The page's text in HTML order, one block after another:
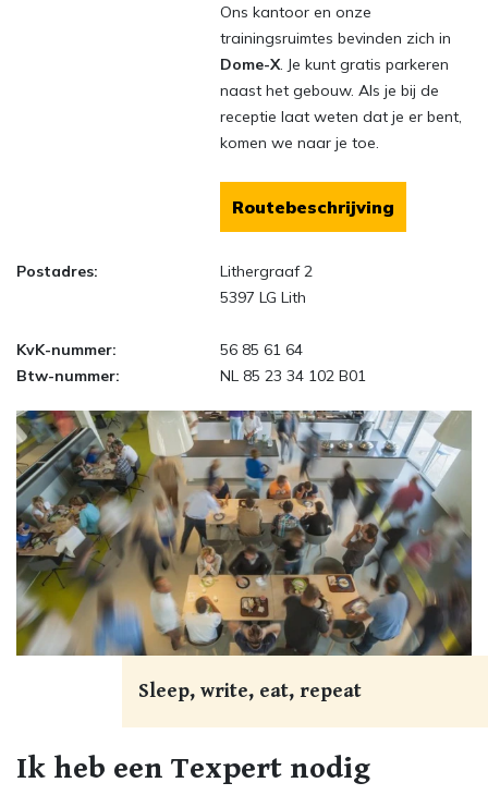
Ons kantoor en onze
trainingsruimtes bevinden zich in
Dome-X. Je kunt gratis parkeren
naast het gebouw. Als je bij de
receptie laat weten dat je er bent,
komen we naar je toe.
Routebeschrijving
Postadres:
Lithergraaf 2
5397 LG Lith
KvK-nummer:
56 85 61 64
Btw-nummer:
NL 85 23 34 102 B01
Sleep, write, eat, repeat
Ik heb een Texpert nodig